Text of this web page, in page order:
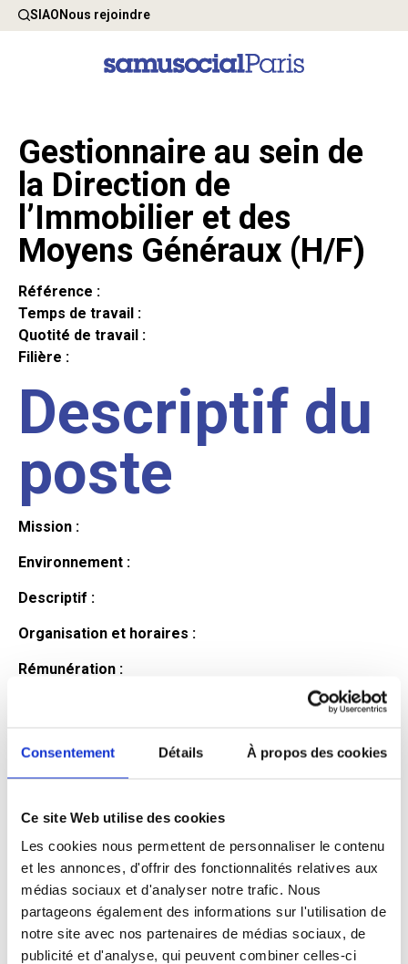
Consentement Détails À propos des cookies
Ce site Web utilise des cookies
Les cookies nous permettent de personnaliser le contenu
et les annonces, d'offrir des fonctionnalités relatives aux
médias sociaux et d'analyser notre trafic. Nous
partageons également des informations sur l'utilisation de
notre site avec nos partenaires de médias sociaux, de
publicité et d'analyse, qui peuvent combiner celles-ci
SIAONous rejoindre
Gestionnaire au sein de
la Direction de
l’Immobilier et des
Moyens Généraux (H/F)
Référence :
Temps de travail :
Quotité de travail :
Filière :
Descriptif du
poste
Mission :
Environnement :
Descriptif :
Organisation et horaires :
Rémunération :
Profil du
candidat
Qualifications et diplômes :
Profil recherché :